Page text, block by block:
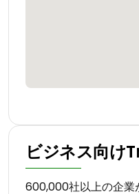
ビジネス向け
600,000社以上の企